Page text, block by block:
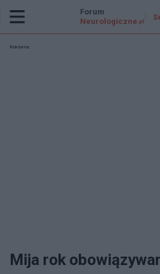
Forum
Neurologiczne .pl
Reklama:
Mija rok